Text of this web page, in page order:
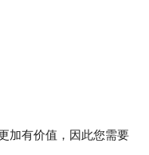
加有价值，因此您需要